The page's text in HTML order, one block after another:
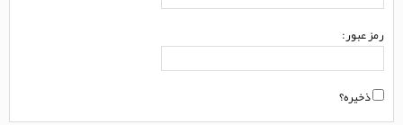
رمز عبور:
ذخیره؟